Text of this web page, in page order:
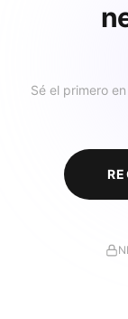
Sé el primero